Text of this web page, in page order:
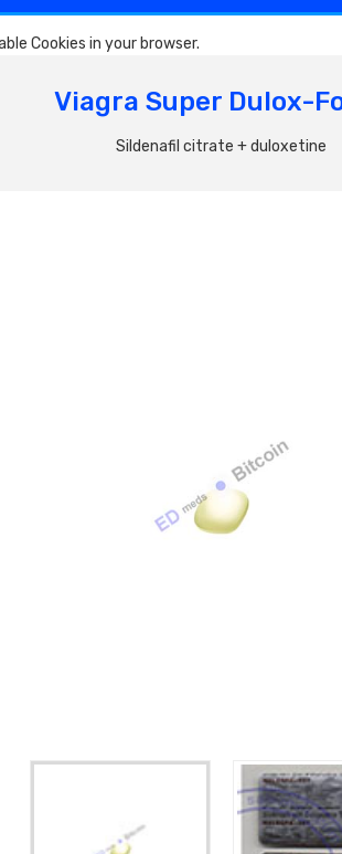
Cookies in your browser.
Viagra Super Dulox-
Sildenafil citrate + duloxetine